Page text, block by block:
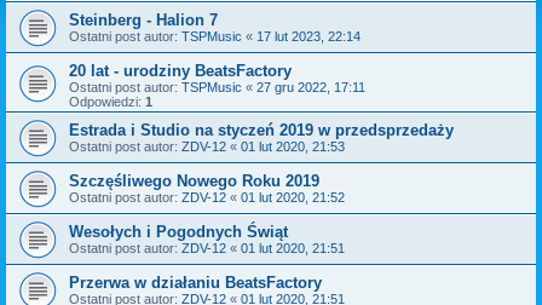
Steinberg - Halion 7
Ostatni post autor: TSPMusic « 17 lut 2023, 22:14
20 lat - urodziny BeatsFactory
Ostatni post autor: TSPMusic « 27 gru 2022, 17:11
Odpowiedzi: 1
Estrada i Studio na styczeń 2019 w przedsprzedaży
Ostatni post autor: ZDV-12 « 01 lut 2020, 21:53
Szczęśliwego Nowego Roku 2019
Ostatni post autor: ZDV-12 « 01 lut 2020, 21:52
Wesołych i Pogodnych Świąt
Ostatni post autor: ZDV-12 « 01 lut 2020, 21:51
Przerwa w działaniu BeatsFactory
Ostatni post autor: ZDV-12 « 01 lut 2020, 21:51